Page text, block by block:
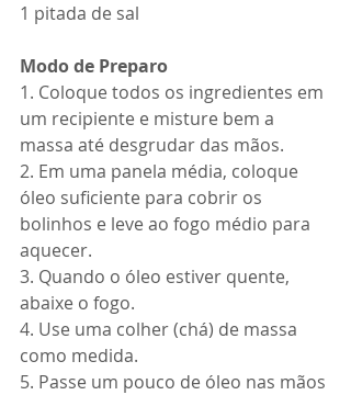
1 pitada de sal
Modo de Preparo
1. Coloque todos os ingredientes em
um recipiente e misture bem a
massa até desgrudar das mãos.
2. Em uma panela média, coloque
óleo suficiente para cobrir os
bolinhos e leve ao fogo médio para
aquecer.
3. Quando o óleo estiver quente,
abaixe o fogo.
4. Use uma colher (chá) de massa
como medida.
5. Passe um pouco de óleo nas mãos